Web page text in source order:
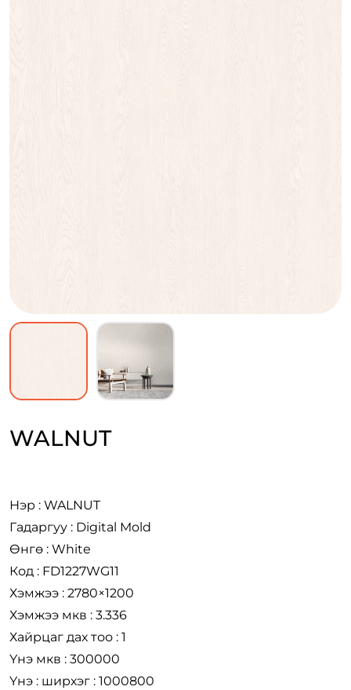
WALNUT
Нэр : WALNUT
Гадаргуу : Digital Mold
Өнгө : White
Код : FD1227WG11
Хэмжээ : 2780×1200
Хэмжээ мкв : 3.336
Хайрцаг дах тоо : 1
Үнэ мкв : 300000
Үнэ : ширхэг : 1000800